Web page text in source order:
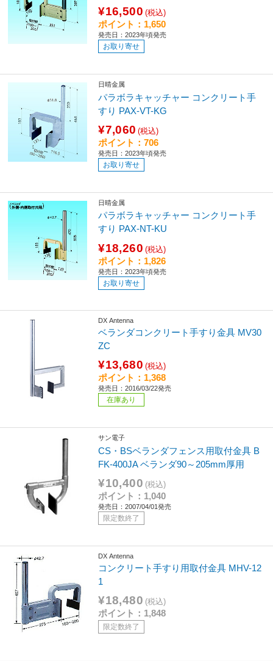
¥16,500 (税込)
ポイント：1,650
発売日：2023年頃発売
お取り寄せ
日晴金属
パラボラキャッチャー コンクリート手
すり PAX-VT-KG
¥7,060 (税込)
ポイント：706
発売日：2023年頃発売
お取り寄せ
日晴金属
パラボラキャッチャー コンクリート手
すり PAX-NT-KU
¥18,260 (税込)
ポイント：1,826
発売日：2023年頃発売
お取り寄せ
DX Antenna
ベランダコンクリート手すり金具 MV30
ZC
¥13,680 (税込)
ポイント：1,368
発売日：2016/03/22発売
在庫あり
サン電子
CS・BSベランダフェンス用取付金具 B
FK-400JA ベランダ90～205mm厚用
¥10,400 (税込)
ポイント：1,040
発売日：2007/04/01発売
限定数終了
DX Antenna
コンクリート手すり用取付金具 MHV-12
1
¥18,480 (税込)
ポイント：1,848
限定数終了